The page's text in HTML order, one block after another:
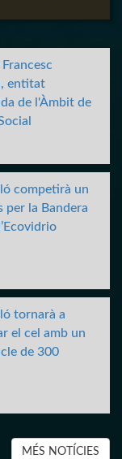
Francesc
entitat
de l'Àmbit de
competirà un
per la Bandera
tornarà a
el cel amb un
de 300
MÉS NOTÍCIES